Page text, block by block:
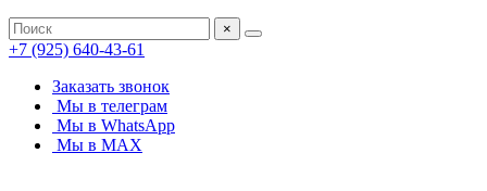
×
+7 (925) 640-43-61
Заказать звонок
Мы в телеграм
Мы в WhatsApp
Мы в MAX